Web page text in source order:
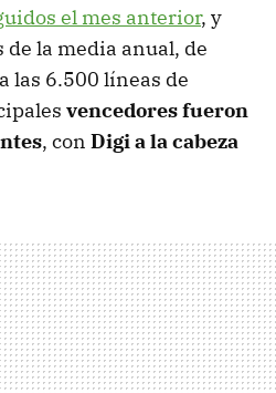
el mes anterior, y
la media anual, de
las 6.500 líneas de
vencedores fueron
, con Digi a la cabeza